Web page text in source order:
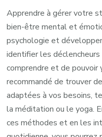
Apprendre à gérer votre
bien-être mental et
psychologie et
identifier les
comprendre et de pouvoir
recommandé de trouver
adaptées à vos besoins,
la méditation ou le yoga.
ces méthodes et en les